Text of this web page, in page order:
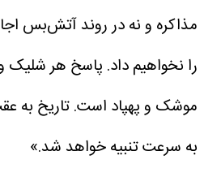
مذاکره و نه‌ در روند آتش‌بس
را نخواهیم‌ داد. پاسخ هر شلیک
موشک و پهپاد است. تاریخ به
به سرعت تنبیه خواهد شد.»